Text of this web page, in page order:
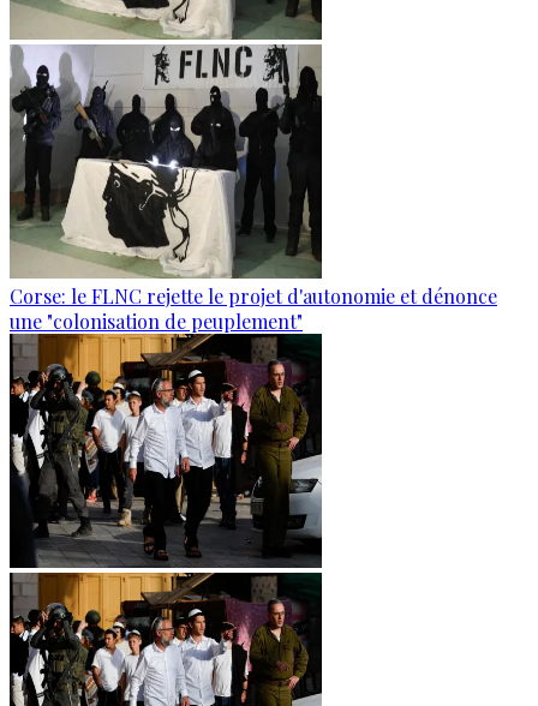
Corse: le FLNC rejette le projet d'autonomie et dénonce
une "colonisation de peuplement"